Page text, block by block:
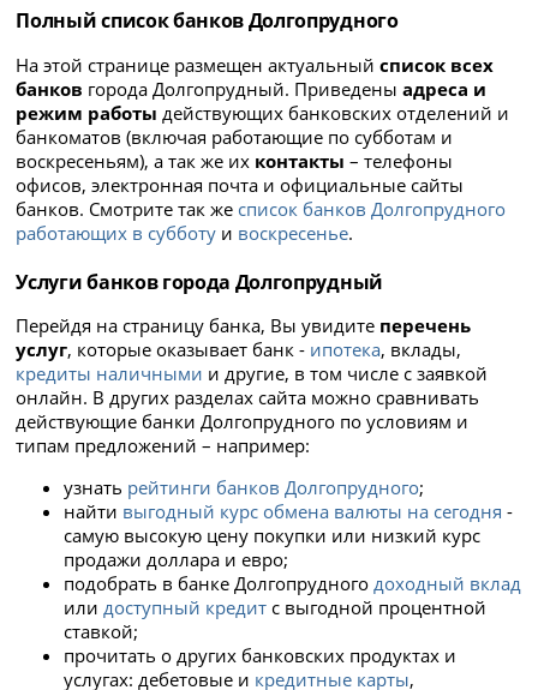
Полный список банков Долгопрудного
На этой странице размещен актуальныйсписок всех
банков города Долгопрудный. Приведеныадреса и
режим работы действующих банковских отделений и
банкоматов (включая работающие по субботам и
воскресеньям), а так же их контакты – телефоны
офисов, электронная почта и официальные сайты
банков. Смотрите так же список банков Долгопрудного
работающих в субботу и воскресенье.
Услуги банков города Долгопрудный
Перейдя на страницу банка, Вы увидите перечень
услуг, которые оказывает банк - ипотека, вклады,
кредиты наличными и другие, в том числе с заявкой
онлайн. В других разделах сайта можно сравнивать
действующие банки Долгопрудного по условиям и
типам предложений – например:
узнать рейтинги банков Долгопрудного;
найти выгодный курс обмена валюты на сегодня -
самую высокую цену покупки или низкий курс
продажи доллара и евро;
подобрать в банке Долгопрудногодоходный вклад
илидоступный кредит с выгодной процентной
ставкой;
прочитать о других банковских продуктах и
услугах: дебетовые и кредитные карты,